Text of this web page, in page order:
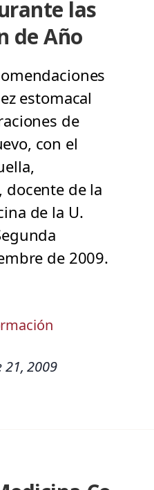
las
de Año
estomacal
de
con el
de la
de la U.
de 2009.
21, 2009